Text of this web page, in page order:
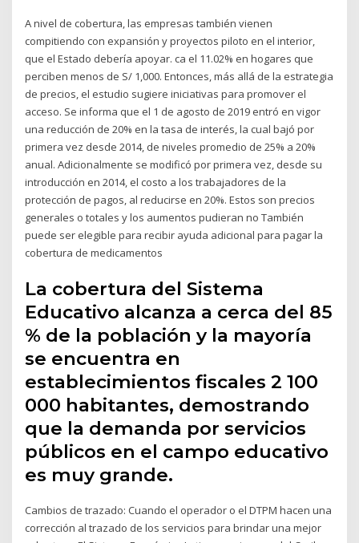
A nivel de cobertura, las empresas también vienen
compitiendo con expansión y proyectos piloto en el interior,
que el Estado debería apoyar. ca el 11.02% en hogares que
perciben menos de S/ 1,000. Entonces, más allá de la estrategia
de precios, el estudio sugiere iniciativas para promover el
acceso. Se informa que el 1 de agosto de 2019 entró en vigor
una reducción de 20% en la tasa de interés, la cual bajó por
primera vez desde 2014, de niveles promedio de 25% a 20%
anual. Adicionalmente se modificó por primera vez, desde su
introducción en 2014, el costo a los trabajadores de la
protección de pagos, al reducirse en 20%. Estos son precios
generales o totales y los aumentos pudieran no También
puede ser elegible para recibir ayuda adicional para pagar la
cobertura de medicamentos
La cobertura del Sistema
Educativo alcanza a cerca del 85
% de la población y la mayoría
se encuentra en
establecimientos fiscales 2 100
000 habitantes, demostrando
que la demanda por servicios
públicos en el campo educativo
es muy grande.
Cambios de trazado: Cuando el operador o el DTPM hacen una
corrección al trazado de los servicios para brindar una mejor